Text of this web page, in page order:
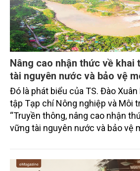
Nâng cao nhận thức về khai
tài nguyên nước và bảo vệ
Đó là phát biểu của TS. Đào
tập Tạp chí Nông nghiệp và Môi
“Truyền thông, nâng cao nhận
vững tài nguyên nước và bảo vệ
trường phối hợp với Sở Nông
tỉnh Lai Châu tổ chức ngày 10/7/